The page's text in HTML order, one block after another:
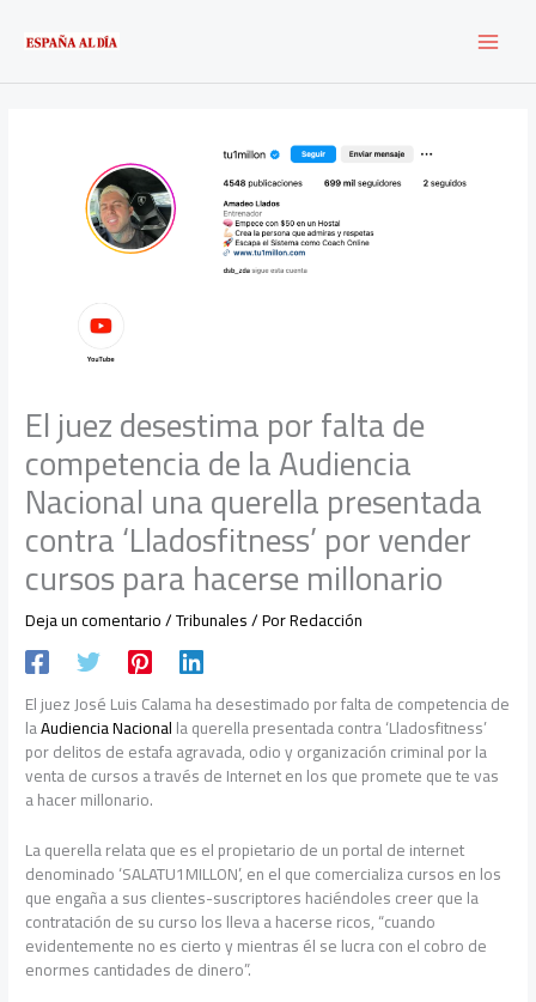
contenido
El juez desestima por falta de
competencia de la Audiencia
Nacional una querella presentada
contra ‘Lladosfitness’ por vender
cursos para hacerse millonario
Deja un comentario/Tribunales/ PorRedacción
El juez José Luis Calama ha desestimado por falta de competencia de
laAudiencia Nacionalla querella presentada contra ‘Lladosfitness’
por delitos de estafa agravada, odio y organización criminal por la
venta de cursos a través de Internet en los que promete que te vas
a hacer millonario.
La querella relata que es el propietario de un portal de internet
denominado ‘SALATU1MILLON’, en el que comercializa cursos en los
que engaña a sus clientes-suscriptores haciéndoles creer que la
contratación de su curso los lleva a hacerse ricos, “cuando
evidentemente no es cierto y mientras él se lucra con el cobro de
enormes cantidades de dinero”.